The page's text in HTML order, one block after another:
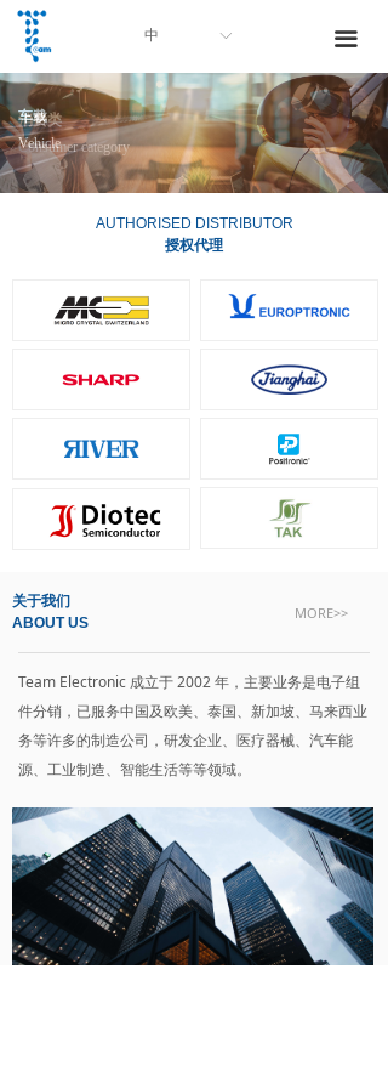
끀
ꀅ
中
消费类
Consumer category
车载
Vehicle
AUTHORISED DISTRIBUTOR
授权代理
Team Electronic 成立于 2002 年，主要业务是电子组
件分销，已服务中国及欧美、泰国、新加坡、马来西业
务等许多的制造公司，研发企业、医疗器械、汽车能
源、工业制造、智能生活等等领域。
MORE>>
关于我们
ABOUT US